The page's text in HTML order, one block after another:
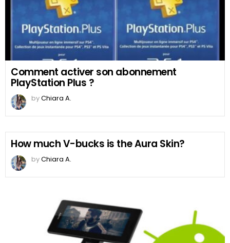
Comment activer son abonnement
PlayStation Plus ?
byChiara A.
How much V-bucks is the Aura Skin?
byChiara A.